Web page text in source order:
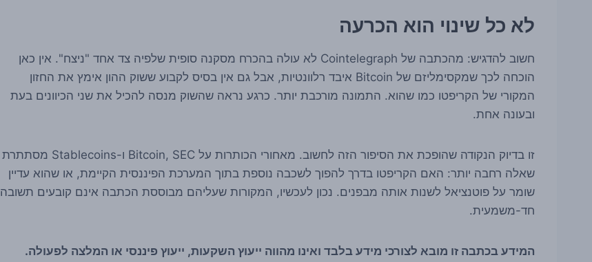
לא כל שינוי הוא הכרעה
חשוב להדגיש: מהכתבה של Cointelegraph לא עולה בהכרח מסקנה סופית שלפיה צד אחד "ניצח". אין כאן
הוכחה לכך שמקסימליזם של Bitcoin איבד רלוונטיות, אבל גם אין בסיס לקבוע ששוק ההון אימץ את החזון
המקורי של הקריפטו כמו שהוא. התמונה מורכבת יותר. כרגע נראה שהשוק מנסה להכיל את שני הכיוונים בעת
ובעונה אחת.
זו בדיוק הנקודה שהופכת את הסיפור הזה לחשוב. מאחורי הכותרות על Bitcoin, SEC ו-Stablecoins מסתתרת
שאלה רחבה יותר: האם הקריפטו בדרך להפוך לשכבה נוספת בתוך המערכת הפיננסית הקיימת, או שהוא עדיין
שומר על פוטנציאל לשנות אותה מבפנים. נכון לעכשיו, המקורות שעליהם מבוססת הכתבה אינם קובעים תשובה
חד-משמעית.
המידע בכתבה זו מובא לצורכי מידע בלבד ואינו מהווה ייעוץ השקעות, ייעוץ פיננסי או המלצה לפעולה.